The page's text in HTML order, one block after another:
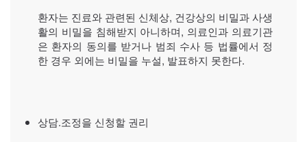
환자는 진료와 관련된 신체상, 건강상의 비밀과 사생
활의 비밀을 침해받지 아니하며, 의료인과 의료기관
은 환자의 동의를 받거나 범죄 수사 등 법률에서 정
한 경우 외에는 비밀을 누설, 발표하지 못한다.
상담.조정을 신청할 권리